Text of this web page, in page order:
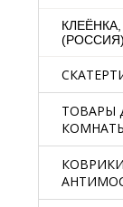
(РОССИЯ)
ТОВАРЫ